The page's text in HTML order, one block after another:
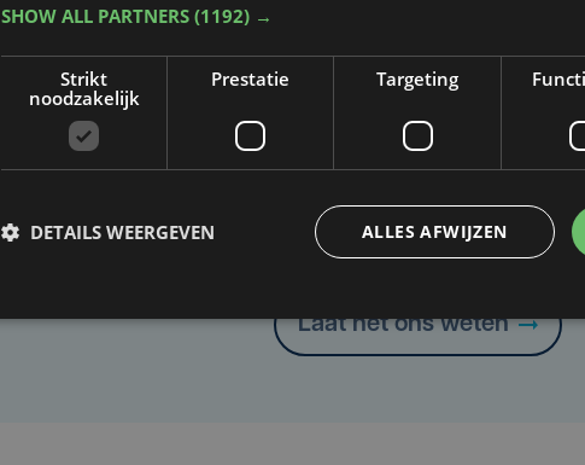
Taalfout opgemerkt?
Heb je een taal- of schrijffout opgemerkt in
Laat het ons weten
SHOW ALL PARTNERS (1192) →
Strikt
noodzakelijk
Prestatie Targeting
ALLES AFWIJZEN
DETAILS WEERGEVEN